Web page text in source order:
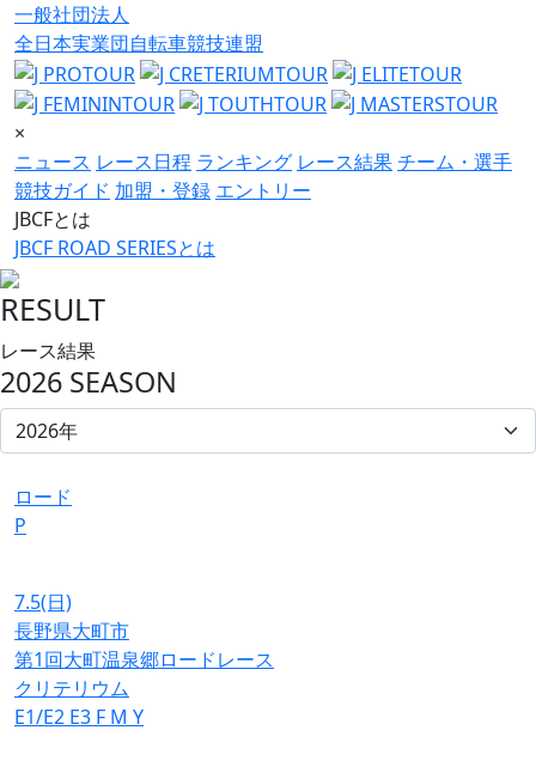
一般社団法人
全日本実業団自転車競技連盟
×
ニュース レース日程 ランキング レース結果チーム・選手
競技ガイド 加盟・登録 エントリー
JBCFとは
JBCF ROAD SERIESとは
RESULT
レース結果
2026 SEASON
ロード
P
7.5(日)
長野県大町市
第1回大町温泉郷ロードレース
クリテリウム
E1/E2 E3 F M Y